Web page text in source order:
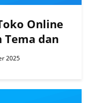
Online
Tema dan
2025